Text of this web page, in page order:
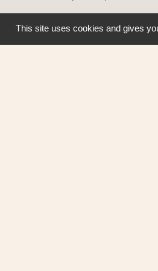
This site uses cookies and gives